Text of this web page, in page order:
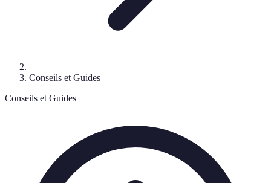
Conseils et Guides
Conseils et Guides